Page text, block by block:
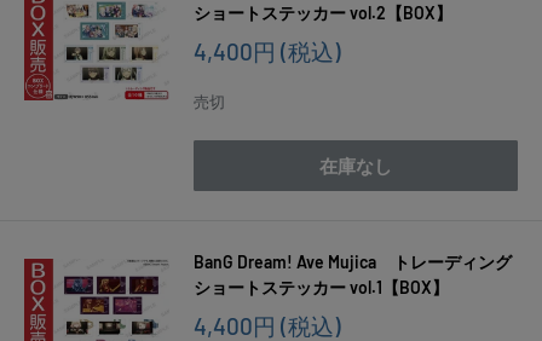
ショートステッカー vol.2【BOX】
販
価
格
4,400円 (税込)
売切
在庫なし
BanG Dream! Ave Mujica トレーディング
ショートステッカー vol.1【BOX】
販
4,400円 (税込)